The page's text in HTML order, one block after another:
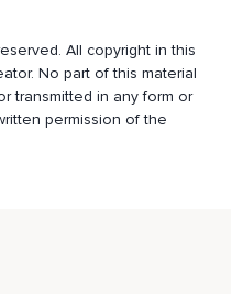
esa luz amarilla y a
intensa,
por el resto de tu
All copyright in this
No part of this material
transmitted in any form or
permission of the